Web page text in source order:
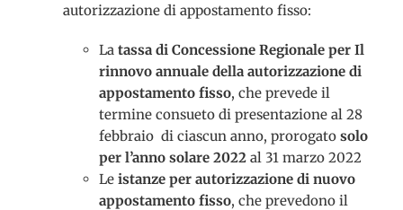
autorizzazione di appostamento fisso:
La tassa di Concessione Regionale per Il
rinnovo annuale della autorizzazione di
appostamento fisso, che prevede il
termine consueto di presentazione al 28
febbraio di ciascun anno, prorogato solo
per l’anno solare 2022al 31 marzo 2022
Le istanze per autorizzazione di nuovo
appostamento fisso, che prevedono il